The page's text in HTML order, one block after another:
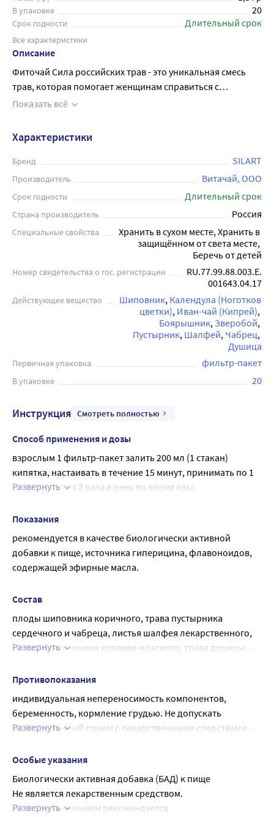
В упаковке 20
Срок годности Длительный срок
Все характеристики
Описание
Фиточай Сила российских трав - это уникальная смесь
трав, которая помогает женщинам справиться с
неприятными симптомами менопаузы. В составе чая
боярышник, зверобой, пустырник и многие другие.
Фиточай облегчает состояние женщин в климатический
период, нормализует сердечный ритм и артериальное
давление, улучшает сон и общее самочувствие. Чай
использовать. Достаточно залить горячей водой,
настоять несколько минут и можно наслаждаться
вкусным и полезным напитком.
Показать всё
Характеристики
Бренд SILART
Производитель Витачай, ООО
Срок годности Длительный срок
Страна производитель Россия
Специальные свойства
Хранить в сухом месте, Хранить в
защищённом от света месте,
Беречь от детей
Номер свидетельства о гос. регистрации
RU.77.99.88.003.Е.
001643.04.17
Действующее вещество Шиповник Календула (Ноготков
цветки) Иван-чай (Кипрей)
Боярышник Зверобой
Пустырник Шалфей Чабрец
Душица
Первичная упаковка фильтр-пакет
В упаковке 20
Инструкция Смотреть полностью
Способ применения и дозы
взрослым 1 фильтр-пакет залить 200 мл (1 стакан)
кипятка, настаивать в течение 15 минут, принимать по 1
стакану настоя 2 раза в день во время еды.
Развернуть
Показания
рекомендуется в качестве биологически активной
добавки к пище, источника гиперицина, флавоноидов,
содержащей эфирные масла.
Состав
плоды шиповника коричного, трава пустырника
сердечного и чабреца, листья шалфея лекарственного,
плоды боярышника кроваво-красного, трава душицы
календулы лекарственной, трава кипрея узколистного,
Развернуть
Противопоказания
индивидуальная непереносимость компонентов,
беременность, кормление грудью. Не допускать
одновременный прием с лекарственными средствами.
проконсультироваться с врачом.
Развернуть
Особые указания
Биологически активная добавка (БАД) к пище
Не является лекарственным средством.
Перед применением рекомендуется
Развернуть